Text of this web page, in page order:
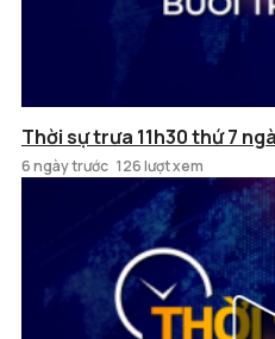
Thời sự trưa 11h30 thứ 7
6 ngày trước 126 lượt xem